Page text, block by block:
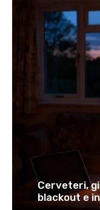
Cerveteri,
blackout e